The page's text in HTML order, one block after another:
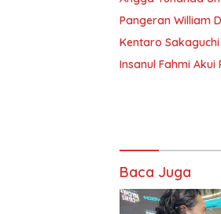
Pangeran William
Kentaro
Insanul Fahmi
Baca Juga